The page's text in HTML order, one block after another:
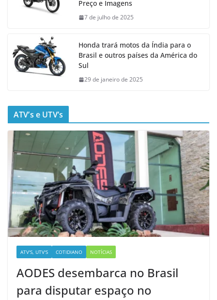
Preço e Imagens
7 de julho de 2025
Honda trará motos da Índia para o
Brasil e outros países da América do
Sul
29 de janeiro de 2025
ATV’s e UTV’s
ATV'S, UTV'S COTIDIANO NOTÍCIAS
AODES desembarca no Brasil
para disputar espaço no